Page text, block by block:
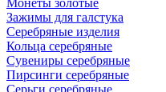
Монеты золотые
Зажимы для галстука
Серебряные изделия
Кольца серебряные
Сувениры серебряные
Пирсинги серебряные
Серьги серебряные